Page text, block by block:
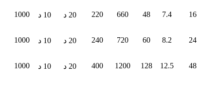
16
7.4
48
660
220 20 د 10 د 1000
24
8.2
60
720
240 20 د 10 د 1000
48
12.5
128
1200
400 20 د 10 د 1000